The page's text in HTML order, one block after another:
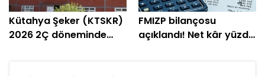
Kütahya Şeker (KTSKR)
2026 2Ç döneminde
FMIZP bilançosu
açıklandı! Net kâr yüzde